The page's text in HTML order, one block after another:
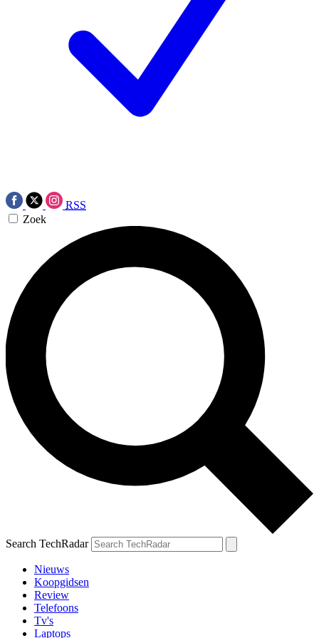
RSS
Zoek
Search TechRadar
Nieuws
Koopgidsen
Review
Telefoons
Tv's
Laptops